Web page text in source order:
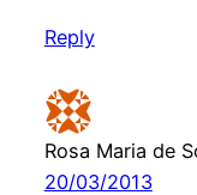
Reply
Rosa Maria de
20/03/2013